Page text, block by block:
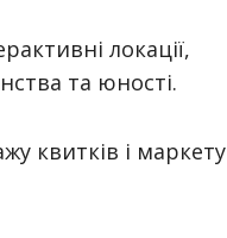
локації,
та юності.
квитків і маркету